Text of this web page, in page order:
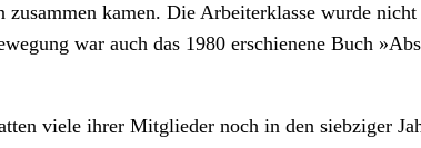
kamen. Die Arbeiterklasse wurde
war auch das 1980 erschienene Buch
viele ihrer Mitglieder noch in den siebziger